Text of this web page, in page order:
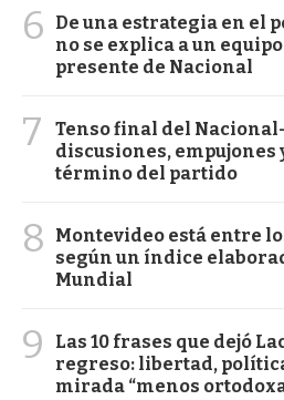
6
De una estrategia en el
no se explica a un
presente de Nacional
7
Tenso final del
discusiones, empujones
término del partido
8
Montevideo está entre
según un índice
Mundial
9
Las 10 frases que dejó
regreso: libertad,
mirada “menos